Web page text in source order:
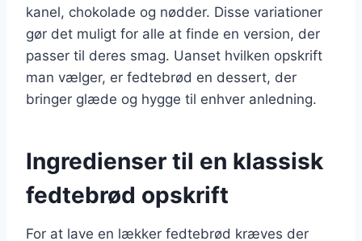
kanel, chokolade og nødder. Disse variationer
gør det muligt for alle at finde en version, der
passer til deres smag. Uanset hvilken opskrift
man vælger, er fedtebrød en dessert, der
bringer glæde og hygge til enhver anledning.
Ingredienser til en klassisk
fedtebrød opskrift
For at lave en lækker fedtebrød kræves der